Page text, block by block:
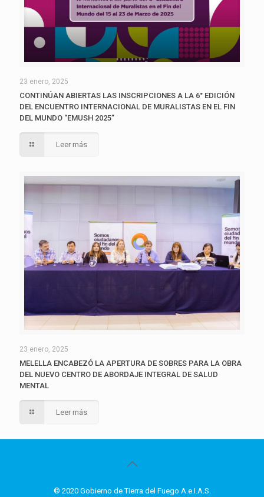
23 enero, 2025
CONTINÚAN ABIERTAS LAS INSCRIPCIONES A LA 6° EDICIÓN
DEL ENCUENTRO INTERNACIONAL DE MURALISTAS EN EL FIN
DEL MUNDO “EMUSH 2025”
Leer más
23 enero, 2025
MELELLA ENCABEZÓ LA APERTURA DE SOBRES PARA LA OBRA
DEL NUEVO CENTRO DE ABORDAJE INTEGRAL DE SALUD
MENTAL
Leer más
© 2020 Gobierno de Tierra del Fuego A.e.I.A.S.